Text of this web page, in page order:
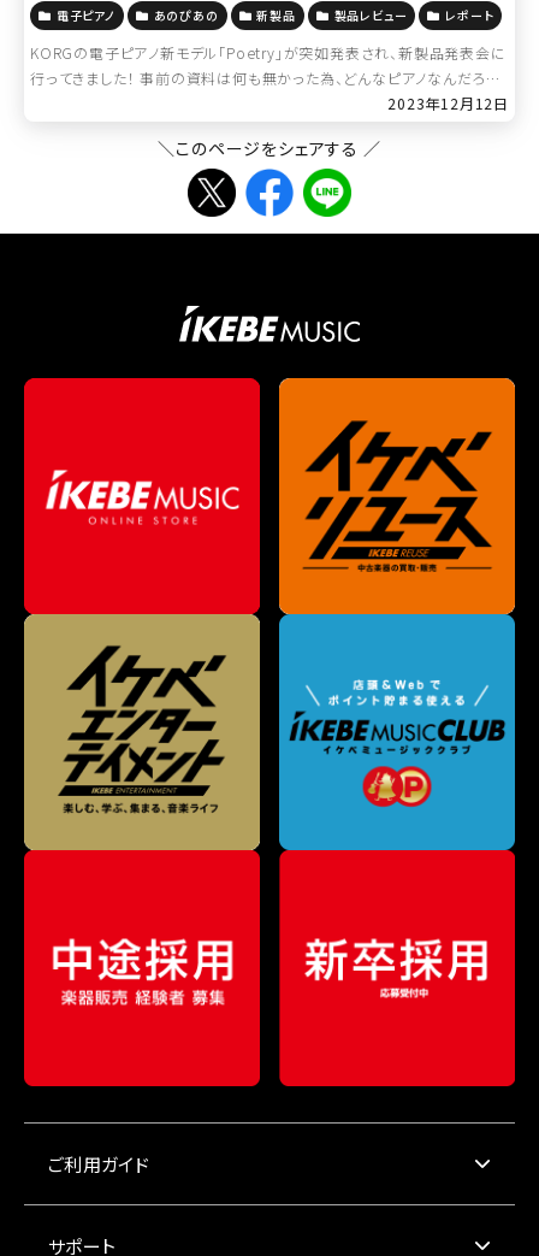
電子ピアノ あのぴあの 新製品 製品レビュー レポート
KORGの電子ピアノ新モデル「Poetry」が突如発表され、新製品発表会に
行ってきました！ 事前の資料は何も無かった為、どんなピアノなんだろう
とあれこれ考えながら会場に到着すると、早速鎮座しているではないです
か。 こ、こ […]
2023年12月12日
＼このページをシェアする ／
ご利用ガイド
サポート